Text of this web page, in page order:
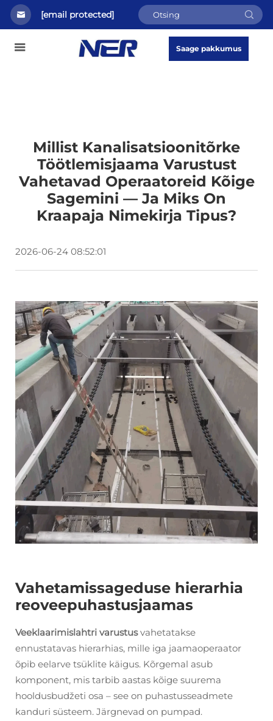
[email protected]
Saage pakkumus
Millist Kanalisatsioonitõrke
Töötlemisjaama Varustust
Vahetavad Operaatoreid Kõige
Sagemini — Ja Miks On
Kraapaja Nimekirja Tipus?
2026-06-24 08:52:01
Vahetamissageduse hierarhia
reoveepuhastusjaamas
Veeklaarimislahtri varustusvahetatakse
ennustatavas hierarhias, mille iga jaamaoperaator
õpib eelarve tsüklite käigus. Kõrgemal asub
komponent, mis tarbib aastas kõige suurema
hooldusbudžeti osa – see on puhastusseadmete
kanduri süsteem. Järgnevad on pumpad.